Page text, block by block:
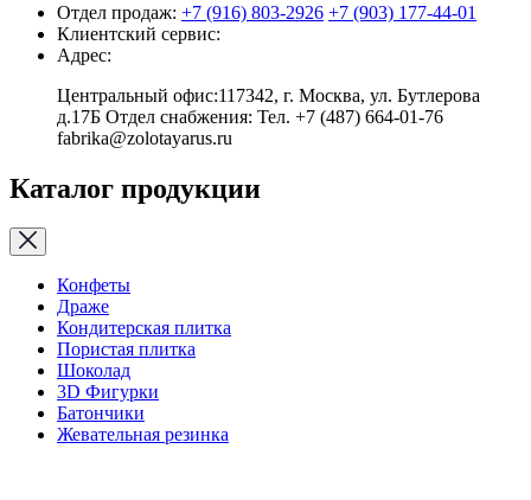
Отдел продаж: +7 (916) 803-2926 +7 (903) 177-44-01
Клиентский сервис:
Адрес:
Центральный офис:117342, г. Москва, ул. Бутлерова
д.17Б Отдел снабжения: Тел. +7 (487) 664-01-76
fabrika@zolotayarus.ru
Каталог продукции
Конфеты
Драже
Кондитерская плитка
Пористая плитка
Шоколад
3D Фигурки
Батончики
Жевательная резинка